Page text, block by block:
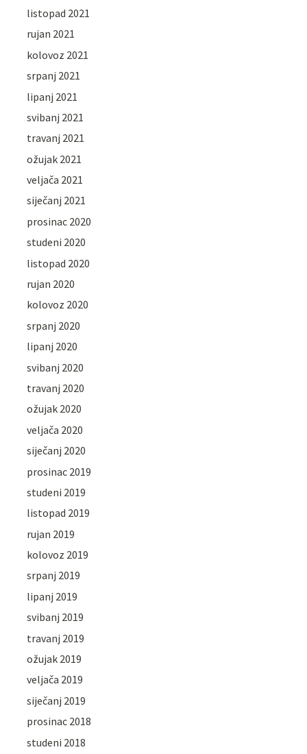
listopad 2021
rujan 2021
kolovoz 2021
srpanj 2021
lipanj 2021
svibanj 2021
travanj 2021
ožujak 2021
veljača 2021
siječanj 2021
prosinac 2020
studeni 2020
listopad 2020
rujan 2020
kolovoz 2020
srpanj 2020
lipanj 2020
svibanj 2020
travanj 2020
ožujak 2020
veljača 2020
siječanj 2020
prosinac 2019
studeni 2019
listopad 2019
rujan 2019
kolovoz 2019
srpanj 2019
lipanj 2019
svibanj 2019
travanj 2019
ožujak 2019
veljača 2019
siječanj 2019
prosinac 2018
studeni 2018